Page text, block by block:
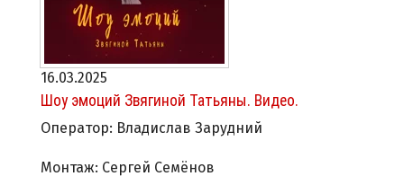
16.03.2025
Шоу эмоций Звягиной Татьяны. Видео.
Оператор: Владислав Зарудний
Монтаж: Сергей Семёнов